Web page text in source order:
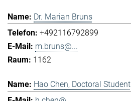
Dr. Marian Bruns
+492116792899
m.bruns@...
1162
Hao Chen, Doctoral Student